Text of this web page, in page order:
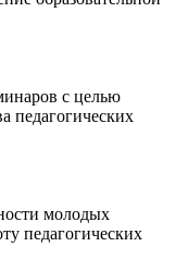
с целью
педагогических
молодых
педагогических